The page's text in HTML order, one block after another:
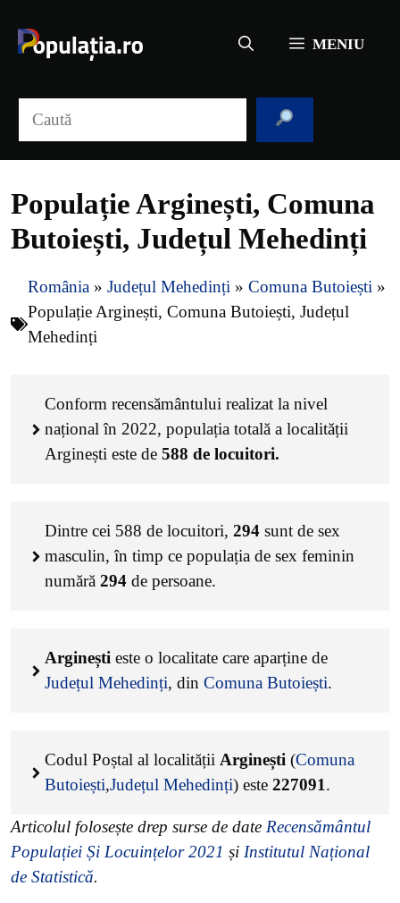
conținut
MENIU
Populație Arginești, Comuna
Butoiești, Județul Mehedinți
România » Județul Mehedinți » Comuna Butoiești »
Populație Arginești, Comuna Butoiești, Județul
Mehedinți
Conform recensământului realizat la nivel
național în 2022, populația totală a localității
Arginești este de 588 de locuitori.
Dintre cei 588 de locuitori, 294 sunt de sex
masculin, în timp ce populația de sex feminin
numără 294 de persoane.
Arginești este o localitate care aparține de
Județul Mehedinți, din Comuna Butoiești.
Codul Poștal al localității Arginești (Comuna
Butoiești,Județul Mehedinți) este 227091.
Articolul folosește drep surse de date Recensământul
Populației Și Locuințelor 2021 și Institutul Național
de Statistică.